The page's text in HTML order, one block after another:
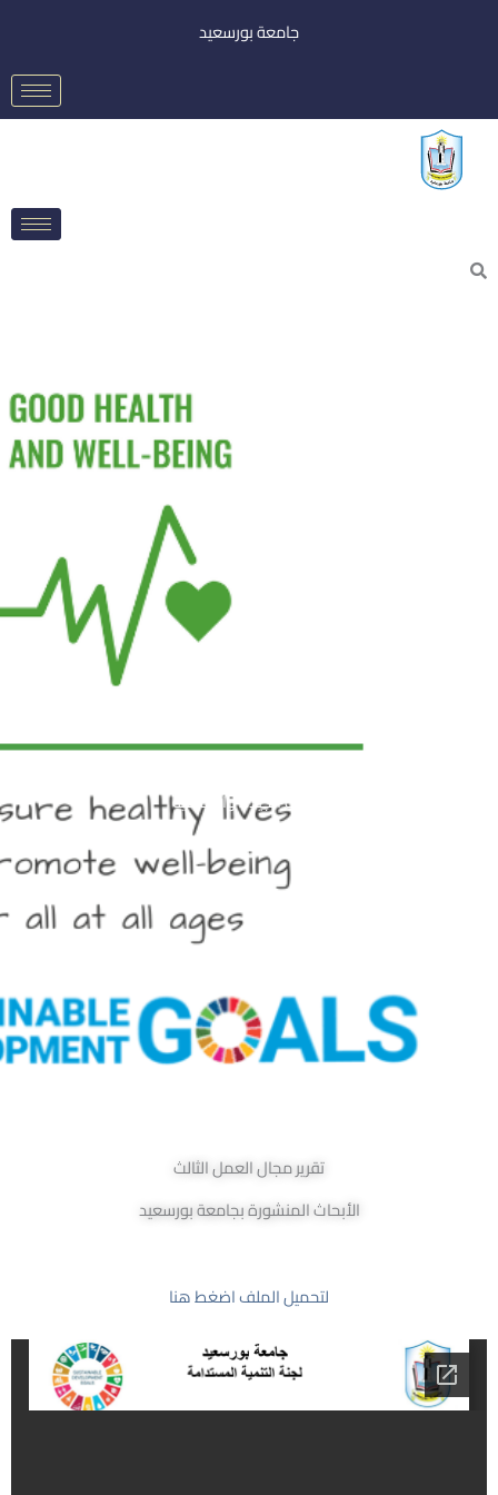
جامعة بورسعيد
Search
الصحة الجيدة والرفاهية
تقرير مجال العمل الثالث
الأبحاث المنشورة بجامعة بورسعيد
لتحميل الملف اضغط هنا